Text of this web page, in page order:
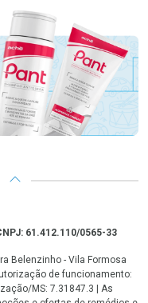
61.412.110/0565-33
Belenzinho - Vila Formosa
de funcionamento:
MS: 7.31847.3 | As